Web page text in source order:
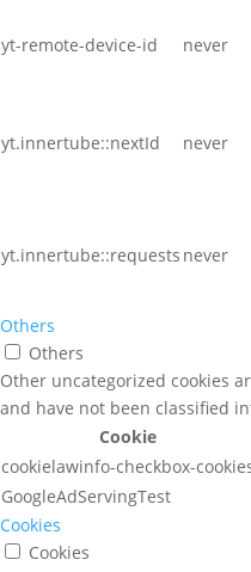
yt-remote-device-id never
yt.innertube::nextId never
yt.innertube::requests never
Others
Others
Other uncategorized cookies
and have not been classified
Cookie
cookielawinfo-checkbox-
GoogleAdServingTest
Cookies
Cookies